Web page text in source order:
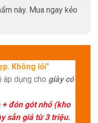
này. Mua ngay kẻo
Không lỗi"
áp dụng cho giày có
đón gót nhỏ (kho
sẵn giá từ 3 triệu.